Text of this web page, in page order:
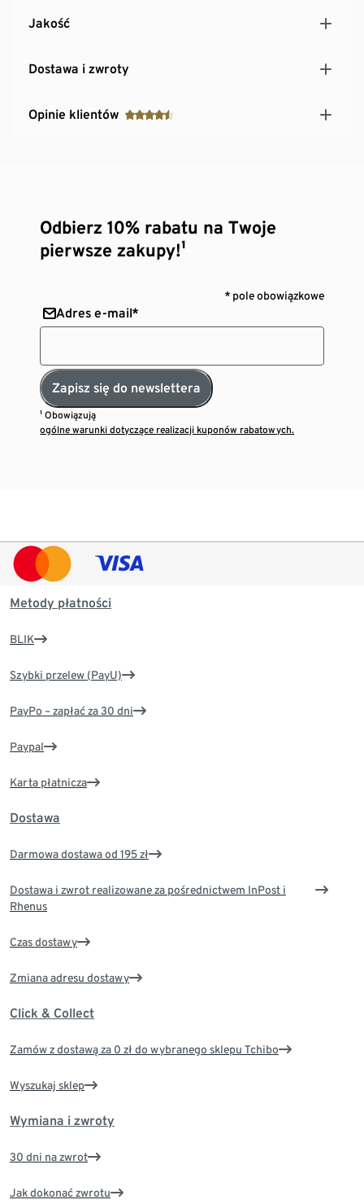
Jakość
Dostawa i zwroty
Opinie klientów
Odbierz 10% rabatu na Twoje
pierwsze zakupy!¹
* pole obowiązkowe
Adres e-mail*
Zapisz się do newslettera
¹ Obowiązują
ogólne warunki dotyczące realizacji kuponów rabatowych.
Metody płatności
BLIK
Szybki przelew (PayU)
PayPo – zapłać za 30 dni
Paypal
Karta płatnicza
Dostawa
Darmowa dostawa od 195 zł
Dostawa i zwrot realizowane za pośrednictwem InPost i
Rhenus
Czas dostawy
Zmiana adresu dostawy
Click & Collect
Zamów z dostawą za 0 zł do wybranego sklepu Tchibo
Wyszukaj sklep
Wymiana i zwroty
30 dni na zwrot
Jak dokonać zwrotu